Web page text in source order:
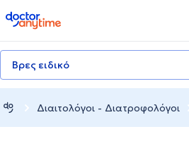
doctoranytime
Βρες ειδικό
Διαιτολόγοι - Διατροφολόγοι